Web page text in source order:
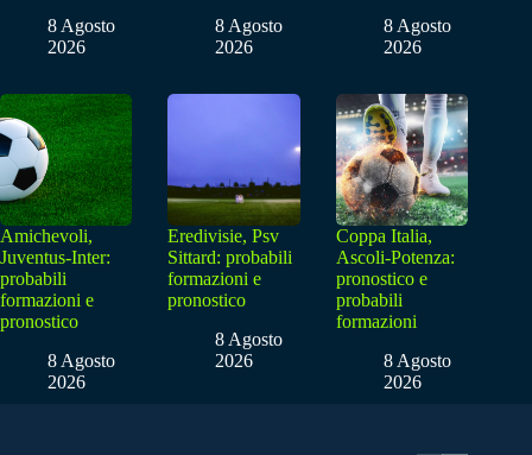
8 Agosto
2026
8 Agosto
2026
8 Agosto
2026
Amichevoli,
Juventus-Inter:
probabili
formazioni e
pronostico
8 Agosto
2026
Eredivisie, Psv
Sittard: probabili
formazioni e
pronostico
8 Agosto
2026
Coppa Italia,
Ascoli-Potenza:
pronostico e
probabili
formazioni
8 Agosto
2026